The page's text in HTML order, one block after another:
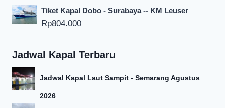
Tiket Kapal Dobo - Surabaya -- KM Leuser
Rp804.000
Jadwal Kapal Terbaru
Jadwal Kapal Laut Sampit - Semarang Agustus
2026